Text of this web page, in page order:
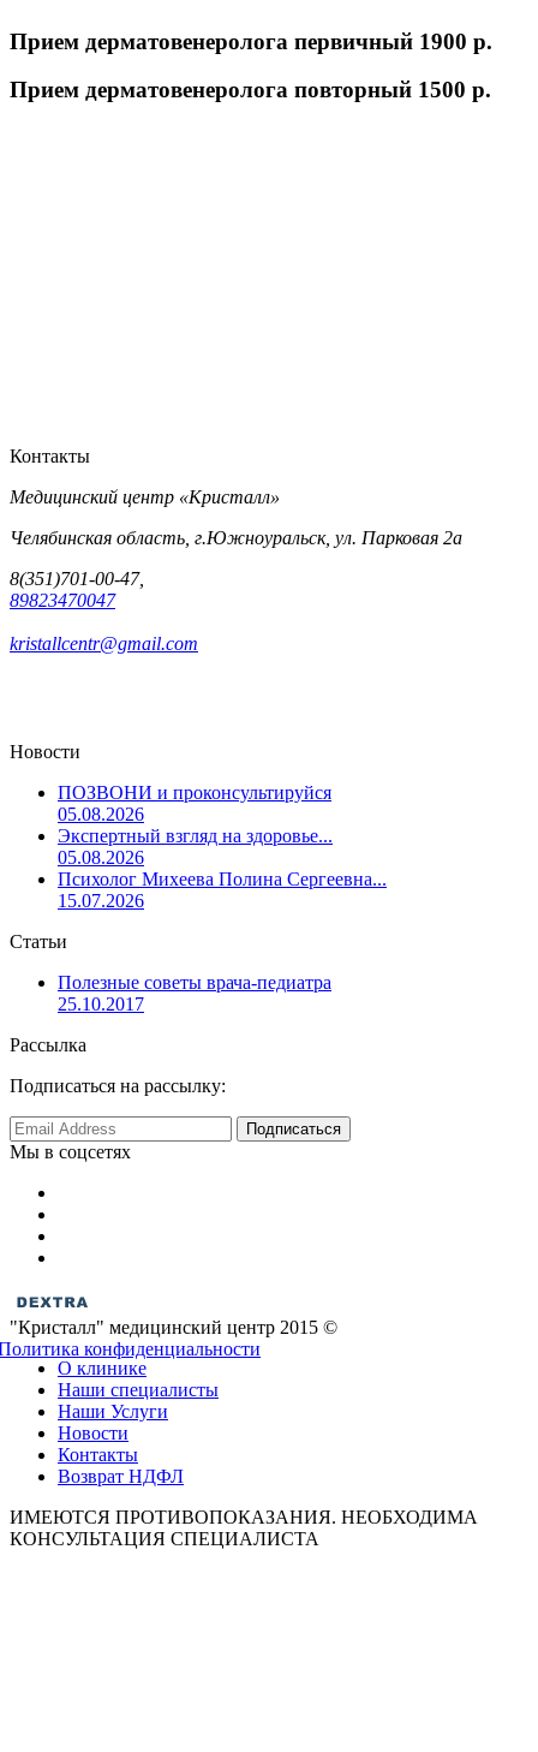
Прием дерматовенеролога первичный 1900 p.
Прием дерматовенеролога повторный 1500 p.
Контакты
Медицинский центр «Кристалл»
Челябинская область, г.Южноуральск, ул. Парковая 2а
8(351)701-00-47,
89823470047
kristallcentr@gmail.com
Новости
ПОЗВОНИ и проконсультируйся
05.08.2026
Экспертный взгляд на здоровье...
05.08.2026
Психолог Михеева Полина Сергеевна...
15.07.2026
Статьи
Полезные советы врача-педиатра
25.10.2017
Рассылка
Подписаться на рассылку:
Мы в соцсетях
"Кристалл" медицинский центр 2015 ©
конфиденциальности
О клинике
Наши специалисты
Наши Услуги
Новости
Контакты
Возврат НДФЛ
ИМЕЮТСЯ ПРОТИВОПОКАЗАНИЯ. НЕОБХОДИМА
КОНСУЛЬТАЦИЯ СПЕЦИАЛИСТА